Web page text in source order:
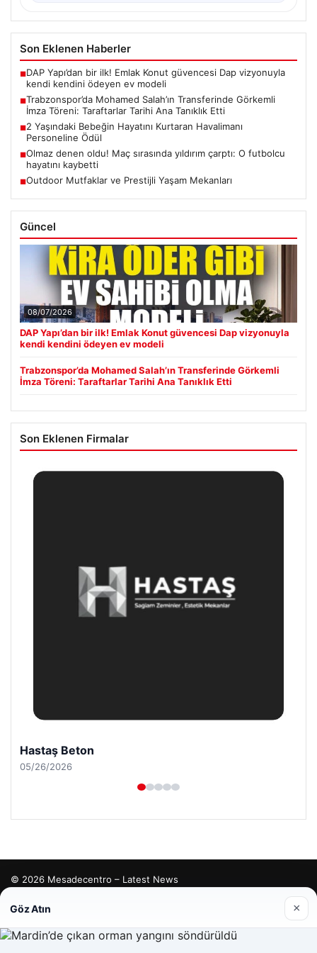
Son Eklenen Haberler
■DAP Yapı’dan bir ilk! Emlak Konut güvencesi Dap vizyonuyla
kendi kendini ödeyen ev modeli
■Trabzonspor’da Mohamed Salah’ın Transferinde Görkemli
İmza Töreni: Taraftarlar Tarihi Ana Tanıklık Etti
■2 Yaşındaki Bebeğin Hayatını Kurtaran Havalimanı
Personeline Ödül
■Olmaz denen oldu! Maç sırasında yıldırım çarptı: O futbolcu
hayatını kaybetti
■Outdoor Mutfaklar ve Prestijli Yaşam Mekanları
Güncel
08/07/2026
DAP Yapı’dan bir ilk! Emlak Konut güvencesi Dap vizyonuyla
kendi kendini ödeyen ev modeli
Trabzonspor’da Mohamed Salah’ın Transferinde Görkemli
İmza Töreni: Taraftarlar Tarihi Ana Tanıklık Etti
Son Eklenen Firmalar
Hastaş Beton
05/26/2026
© 2026 Mesadecentro – Latest News
Göz Atın ×